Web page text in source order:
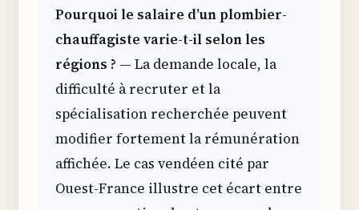
Pourquoi le salaire d’un plombier-
chauffagiste varie-t-il selon les
régions ? — La demande locale, la
difficulté à recruter et la
spécialisation recherchée peuvent
modifier fortement la rémunération
affichée. Le cas vendéen cité par
Ouest-France illustre cet écart entre